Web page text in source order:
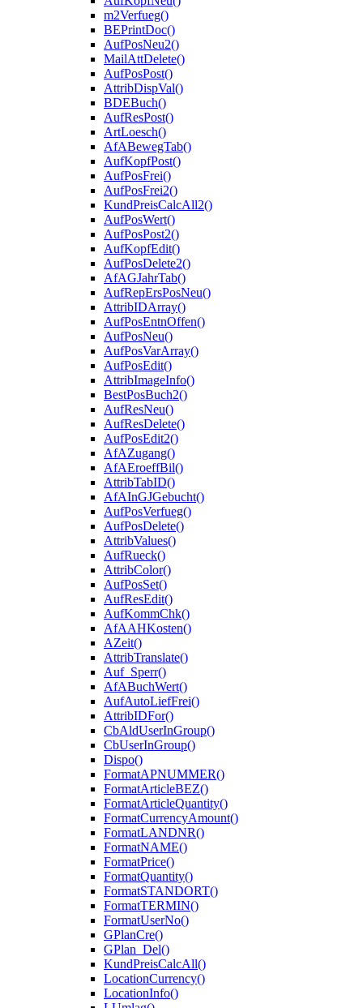
m2Verfueg()
BEPrintDoc()
AufPosNeu2()
MailAttDelete()
AufPosPost()
AttribDispVal()
BDEBuch()
AufResPost()
ArtLoesch()
AfABewegTab()
AufKopfPost()
AufPosFrei()
AufPosFrei2()
KundPreisCalcAll2()
AufPosWert()
AufPosPost2()
AufKopfEdit()
AufPosDelete2()
AfAGJahrTab()
AufRepErsPosNeu()
AttribIDArray()
AufPosEntnOffen()
AufPosNeu()
AufPosVarArray()
AufPosEdit()
AttribImageInfo()
BestPosBuch2()
AufResNeu()
AufResDelete()
AufPosEdit2()
AfAZugang()
AfAEroeffBil()
AttribTabID()
AfAInGJGebucht()
AufPosVerfueg()
AufPosDelete()
AttribValues()
AufRueck()
AttribColor()
AufPosSet()
AufResEdit()
AufKommChk()
AfAAHKosten()
AZeit()
AttribTranslate()
Auf_Sperr()
AfABuchWert()
AufAutoLiefFrei()
AttribIDFor()
CbAldUserInGroup()
CbUserInGroup()
Dispo()
FormatAPNUMMER()
FormatArticleBEZ()
FormatArticleQuantity()
FormatCurrencyAmount()
FormatLANDNR()
FormatNAME()
FormatPrice()
FormatQuantity()
FormatSTANDORT()
FormatTERMIN()
FormatUserNo()
GPlanCre()
GPlan_Del()
KundPreisCalcAll()
LocationCurrency()
LocationInfo()